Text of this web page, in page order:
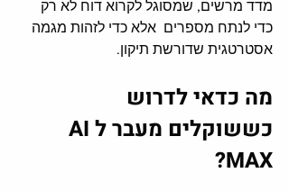
מדד מרשים, שמסוגל לקרוא דוח לא רק
כדי לנתח מספרים  אלא כדי לזהות מגמה
אסטרטגית שדורשת תיקון.
מה כדאי לדרוש
כששוקלים מעבר לAI
MAX?